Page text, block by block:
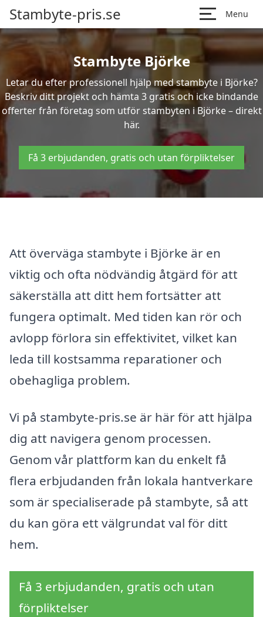
Stambyte-pris.se Menu
Stambyte Björke
Letar du efter professionell hjälp med stambyte i Björke?
Beskriv ditt projekt och hämta 3 gratis och icke bindande
offerter från företag som utför stambyten i Björke – direkt
här.
Få 3 erbjudanden, gratis och utan förpliktelser
Att överväga stambyte i Björke är en
viktig och ofta nödvändig åtgärd för att
säkerställa att ditt hem fortsätter att
fungera optimalt. Med tiden kan rör och
avlopp förlora sin effektivitet, vilket kan
leda till kostsamma reparationer och
obehagliga problem.
Vi på stambyte-pris.se är här för att hjälpa
dig att navigera genom processen.
Genom vår plattform kan du enkelt få
flera erbjudanden från lokala hantverkare
som är specialiserade på stambyte, så att
du kan göra ett välgrundat val för ditt
hem.
Få 3 erbjudanden, gratis och utan
förpliktelser